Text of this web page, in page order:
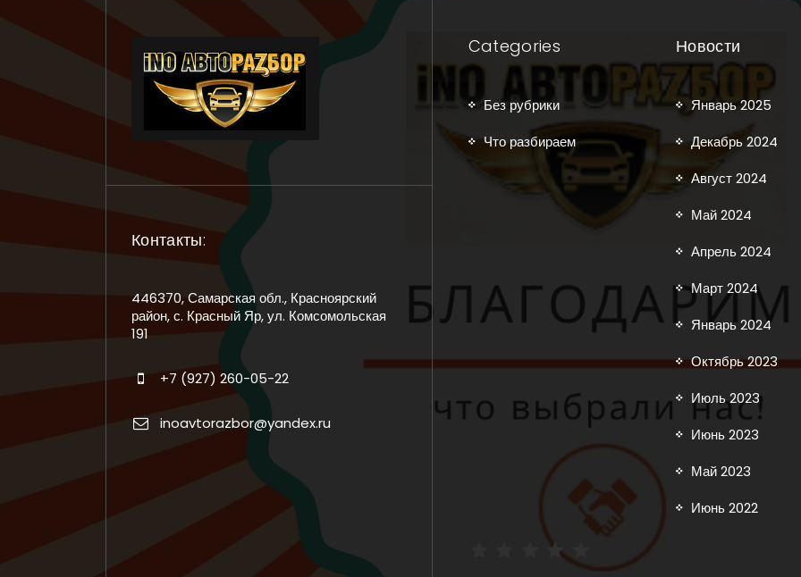
Контакты:
446370, Самарская обл., Красноярский
район, с. Красный Яр, ул. Комсомольская
191
+7 (927) 260-05-22
inoavtorazbor@yandex.ru
Categories
Без рубрики
Что разбираем
Новости
Январь 2025
Декабрь 2024
Август 2024
Май 2024
Апрель 2024
Март 2024
Январь 2024
Октябрь 2023
Июль 2023
Июнь 2023
Май 2023
Июнь 2022
Рейтинг: 5 из 5.